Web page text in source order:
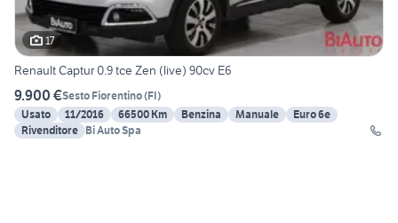
17
Renault Captur 0.9 tce Zen (live) 90cv E6
9.900 €Sesto Fiorentino(FI)
Usato
11/2016 66500 Km Benzina Manuale
Euro 6e
Rivenditore Bi Auto Spa